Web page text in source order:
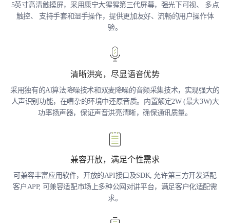
5英寸高清触摸屏，采用康宁大猩猩第三代屏幕，强光下可视、 多点
触控、 支持手套和湿手操作，提供更加友好、流畅的用户操作体
验。
清晰洪亮，尽显语音优势
采用独有的Al算法降噪技术和双麦降噪的音频采集技术，实现强大的
人声识别功能，在嘈杂的环境中还原音质。内置额定2W (最大3W)大
功率扬声器，保证声音洪亮清晰，确保通讯质量。
兼容开放，满足个性需求
可兼容丰富应用软件，开放的API接口及SDK, 允许第三方开发适配
客户APP, 可兼容适配市场上多种公网对讲平台，满足客户化适配需
求。